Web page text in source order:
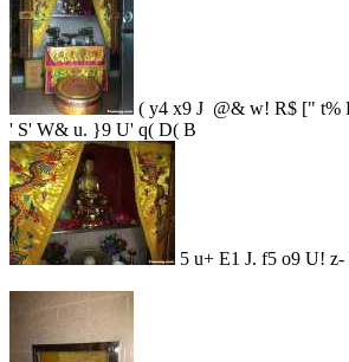
( y4 x9 J @& w! R$ [" t%
' S' W& u. }9 U' q( D( B
5 u+ E1 J. f5 o9 U!